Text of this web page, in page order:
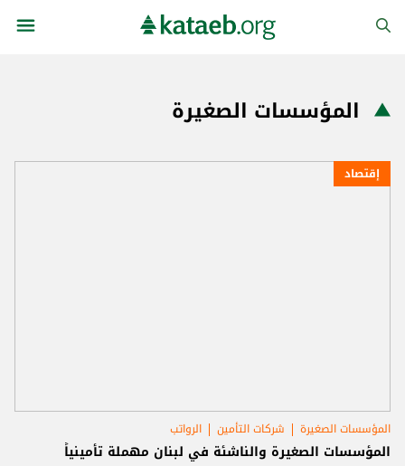
المؤسسات الصغيرة
إقتصاد
المؤسسات الصغيرة شركات التأمين الرواتب
المؤسسات الصغيرة والناشئة في لبنان مهملة تأمينياً